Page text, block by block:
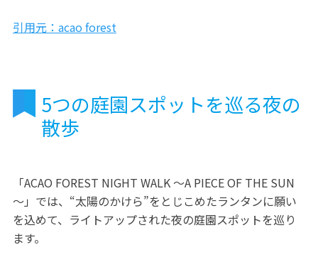
引用元：acao forest
5つの庭園スポットを巡る夜の
散歩
「ACAO FOREST NIGHT WALK ～A PIECE OF THE SUN
～」では、“太陽のかけら”をとじこめたランタンに願い
を込めて、ライトアップされた夜の庭園スポットを巡り
ます。